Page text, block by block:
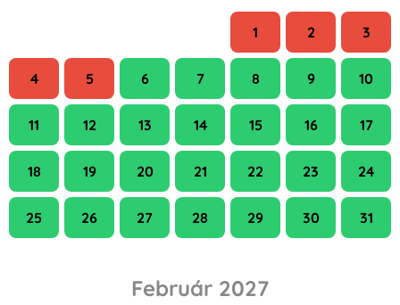
1
2 3
4 5 6 7 8 9 10
11 12 13 14 15 16 17
18 19 20 21 22 23 24
25 26 27 28 29 30 31
Február 2027